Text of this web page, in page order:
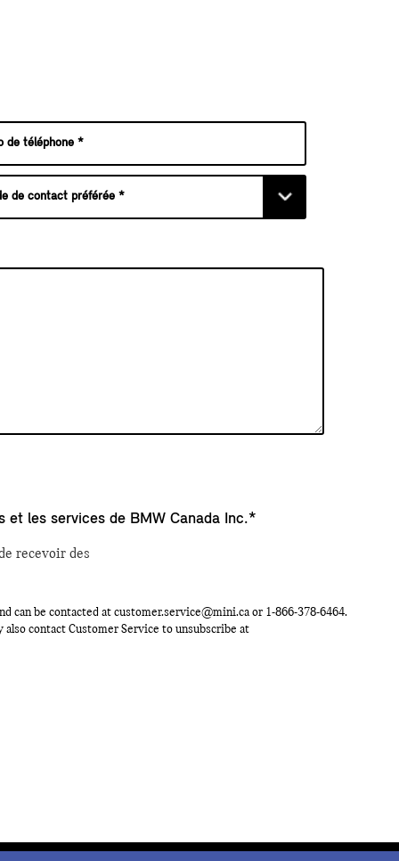
les services de BMW Canada Inc.*
recevoir des
can be contacted at customer.service@mini.ca or 1-866-378-6464.
contact Customer Service to unsubscribe at